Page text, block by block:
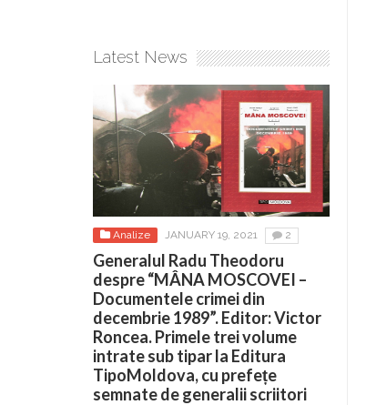
Latest News
Analize JANUARY 19, 2021 2
Generalul Radu Theodoru
despre “MÂNA MOSCOVEI –
Documentele crimei din
decembrie 1989”. Editor: Victor
Roncea. Primele trei volume
intrate sub tipar la Editura
TipoMoldova, cu prefețe
semnate de generalii scriitori